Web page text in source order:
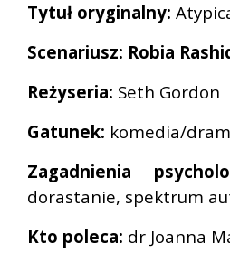
Tytuł oryginalny:
Scenariusz: Robia
Reżyseria: Seth Gordon
Gatunek: komedia/
Zagadnienia
dorastanie, spektrum
Kto poleca: dr Joanna